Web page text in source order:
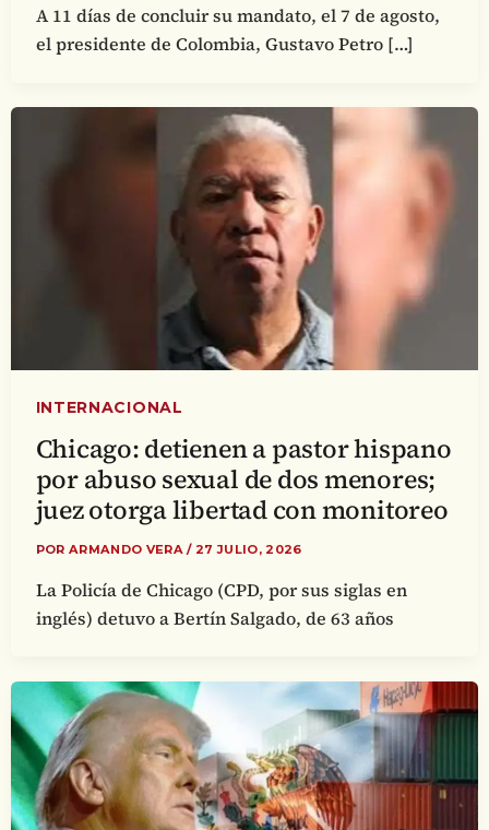
A 11 días de concluir su mandato, el 7 de agosto,
el presidente de Colombia, Gustavo Petro […]
INTERNACIONAL
Chicago: detienen a pastor hispano
por abuso sexual de dos menores;
juez otorga libertad con monitoreo
POR ARMANDO VERA/ 27 JULIO, 2026
La Policía de Chicago (CPD, por sus siglas en
inglés) detuvo a Bertín Salgado, de 63 años